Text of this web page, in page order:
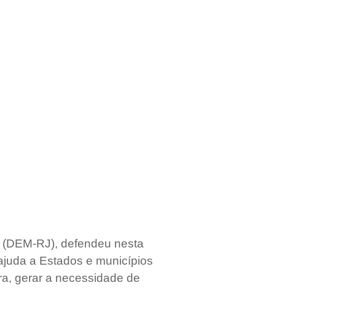
RJ), defendeu nesta
a Estados e municípios
gerar a necessidade de